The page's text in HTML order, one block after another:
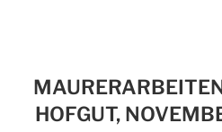
HOFGUT,